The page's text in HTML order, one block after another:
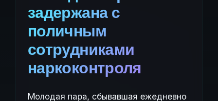
задержана с
поличным
сотрудниками
наркоконтроля
Молодая пара, сбывавшая ежедневно